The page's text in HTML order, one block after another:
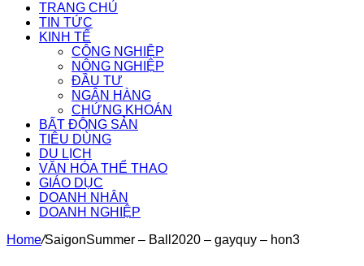
TRANG CHỦ
TIN TỨC
KINH TẾ
CÔNG NGHIỆP
NÔNG NGHIỆP
ĐẦU TƯ
NGÂN HÀNG
CHỨNG KHOÁN
BẤT ĐỘNG SẢN
TIÊU DÙNG
DU LỊCH
VĂN HÓA THỂ THAO
GIÁO DỤC
DOANH NHÂN
DOANH NGHIỆP
Home/SaigonSummer – Ball2020 – gayquy – hon3